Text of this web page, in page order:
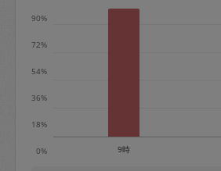
0%
18%
36%
54%
72%
90%
9時